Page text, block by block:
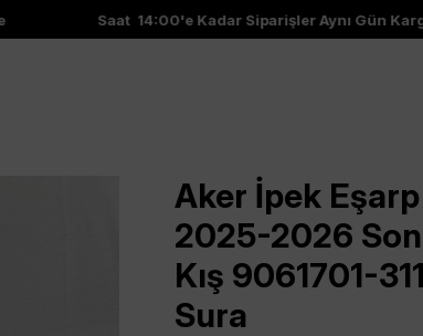
Saat 14:00'e Kadar Siparişler Aynı Gün Kargo
Aker İpek
2025-2026
Kış 9061701-
Sura